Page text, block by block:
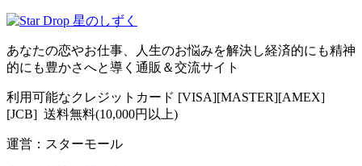
あなたの恋やお仕事、人生のお悩みを解決し経済的にも精神
的にも豊かさへと導く通販＆交流サイト
利用可能なクレジットカード [VISA][MASTER][AMEX]
[JCB] 送料無料(10,000円以上)
運営：スターモール